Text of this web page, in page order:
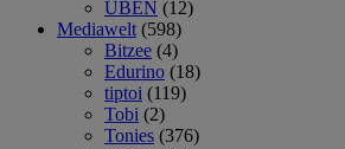
ÜBEN (12)
Mediawelt (598)
Bitzee (4)
Edurino (18)
tiptoi (119)
Tobi (2)
Tonies (376)